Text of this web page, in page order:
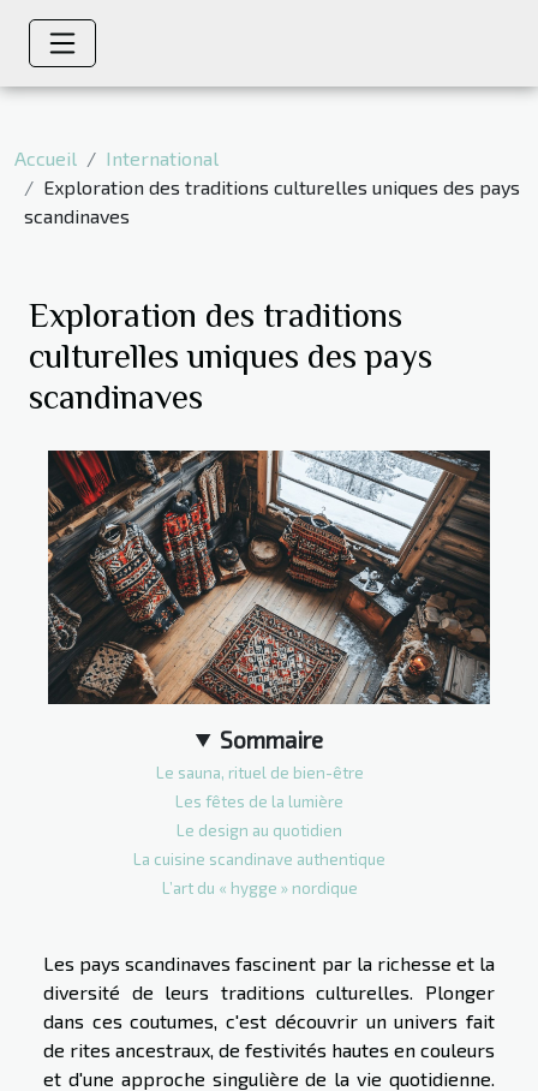
Accueil
International
Exploration des traditions culturelles uniques des pays
scandinaves
Exploration des traditions
culturelles uniques des pays
scandinaves
Sommaire
Le sauna, rituel de bien-être
Les fêtes de la lumière
Le design au quotidien
La cuisine scandinave authentique
L’art du « hygge » nordique
Les pays scandinaves fascinent par la richesse et la
diversité de leurs traditions culturelles. Plonger
dans ces coutumes, c'est découvrir un univers fait
de rites ancestraux, de festivités hautes en couleurs
et d'une approche singulière de la vie quotidienne.